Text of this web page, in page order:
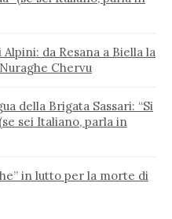
da Resana a Biella la
Chervu
della Brigata Sassari: “Si
sei Italiano, parla in
in lutto per la morte di